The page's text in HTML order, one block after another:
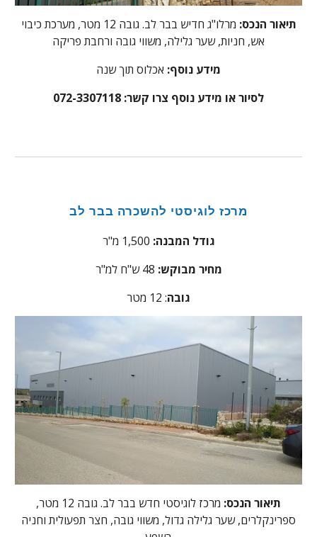
תיאור הנכס:
מרלו"ג חדיש בבר לב. גובה 12 מטר, מערכת כיבוי
אש, חניות, שער גלילה, משווי גובה ורחבת פריקה
מידע נוסף: אכלוס תוך שנה
לסיור או מידע נוסף צרו קשר: 072-3307118
מרכז לוגיסטי להשכרה בבר לב
גודל המבנה:
מחיר מבוקש: 48ש"ח למ"ר
גובה: 12 מטר
תיאור הנכס:
מרכז לוגיסטי חדש בבר לב. גובה 12 מטר,
ספרינקלרים, שער גלילה גדול, משווי גובה, חצר תפעולית וחניה